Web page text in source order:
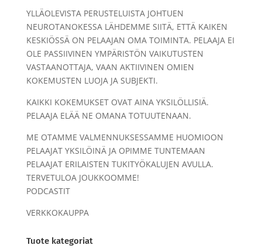
YLLÄOLEVISTA PERUSTELUISTA JOHTUEN
NEUROTANOKESSA LÄHDEMME SIITÄ, ETTÄ KAIKEN
KESKIÖSSÄ ON PELAAJAN OMA TOIMINTA. PELAAJA EI
OLE PASSIIVINEN YMPÄRISTÖN VAIKUTUSTEN
VASTAANOTTAJA, VAAN AKTIIVINEN OMIEN
KOKEMUSTEN LUOJA JA SUBJEKTI.
KAIKKI KOKEMUKSET OVAT AINA YKSILÖLLISIÄ.
PELAAJA ELÄÄ NE OMANA TOTUUTENAAN.
ME OTAMME VALMENNUKSESSAMME HUOMIOON
PELAAJAT YKSILÖINÄ JA OPIMME TUNTEMAAN
PELAAJAT ERILAISTEN TUKITYÖKALUJEN AVULLA.
TERVETULOA JOUKKOOMME!
PODCASTIT
VERKKOKAUPPA
Tuote kategoriat